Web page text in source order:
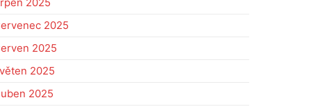
2025
2025
2025
2025